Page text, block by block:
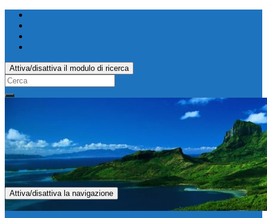
Attiva/disattiva il modulo di ricerca
Search
for:
Attiva/disattiva la navigazione